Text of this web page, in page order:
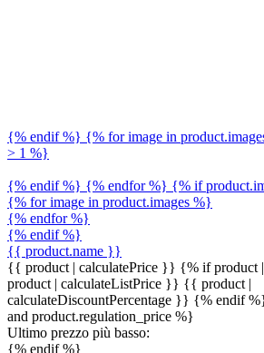
{% endif %} {% for image in
> 1 %}
{% endif %} {% endfor %} {% if
{% for image in product.images %}
{% endfor %}
{% endif %}
{{ product.name }}
{{ product | calculatePrice }} {% if product
product | calculateListPrice }} {{ product |
calculateDiscountPercentage }} {% endif
and product.regulation_price %}
Ultimo prezzo più basso:
{% endif %}